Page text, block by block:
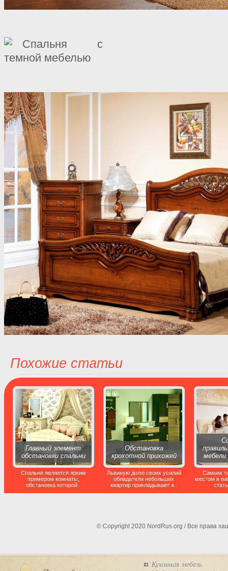
Похожие статьи
Главный элемент
обстановки спальни
Спальня является ярким
примером комнаты,
обстановка которой..
Обстановка
крохотной прихожей
Львиную долю своих усилий
обладатели небольших
квартир прикладывают к..
мебели
Самым
местом в
© Copyright 2020 NordRus.org / Все права
Кухонная мебель